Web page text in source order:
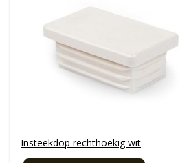
Insteekdop rechthoekig wit